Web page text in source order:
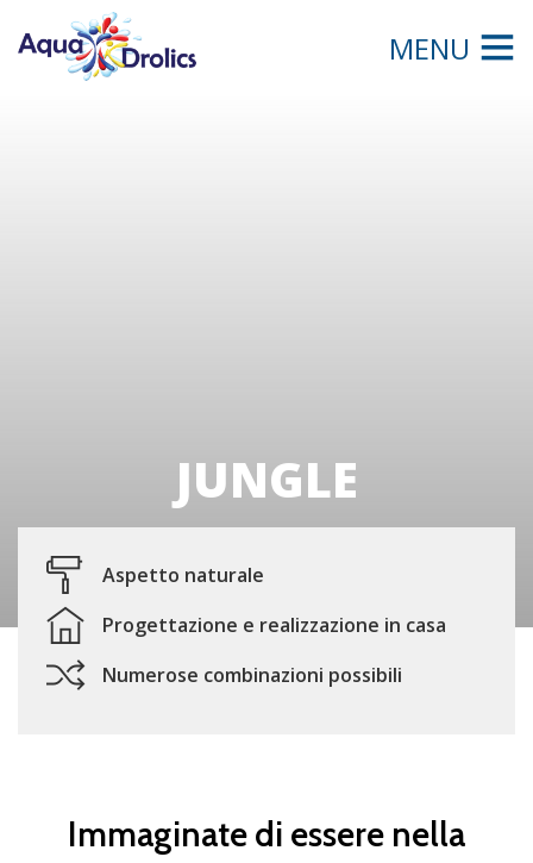
MENU
JUNGLE
Aspetto naturale
Progettazione e realizzazione in casa
Numerose combinazioni possibili
Immaginate di essere nella